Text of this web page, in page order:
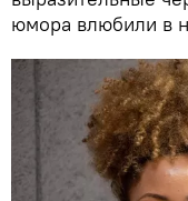
юмора влюбили в